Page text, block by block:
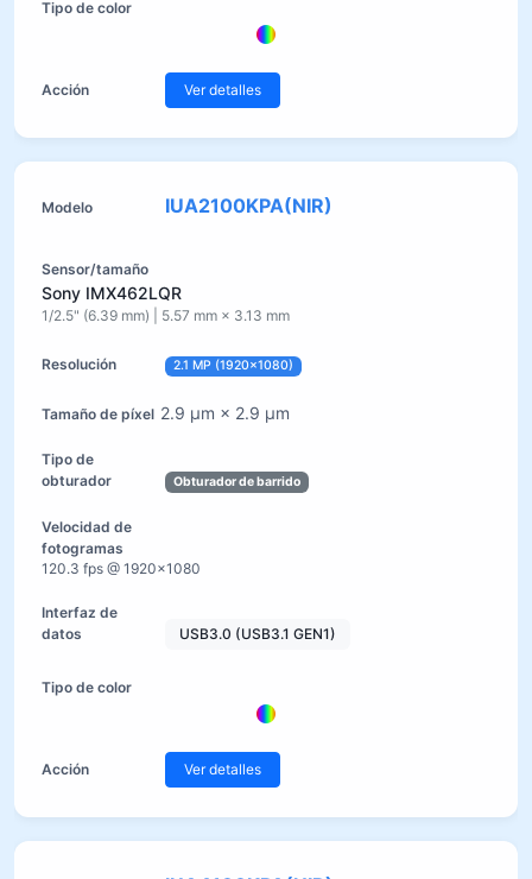
Ver detalles
IUA2100KPA(NIR)
Sony IMX462LQR
1/2.5" (6.39 mm) | 5.57 mm × 3.13 mm
2.1 MP (1920×1080)
2.9 µm × 2.9 µm
Obturador de barrido
120.3 fps @ 1920×1080
USB3.0 (USB3.1 GEN1)
Ver detalles